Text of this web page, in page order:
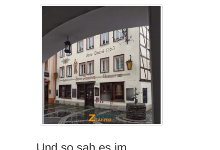
Und so sah es im